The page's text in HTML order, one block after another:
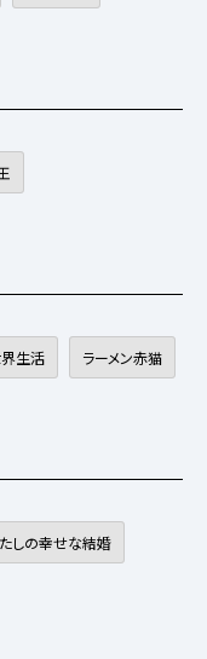
生活 ラーメン赤猫
しの幸せな結婚